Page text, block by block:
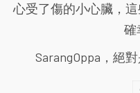
心受了傷的小心臟，
確
SarangOppa，絕